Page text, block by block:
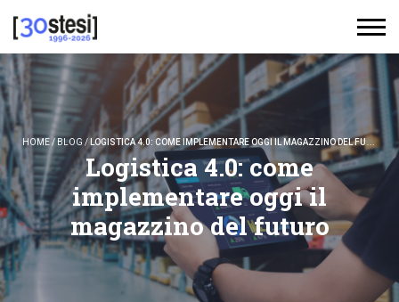
HOME/ BLOG / LOGISTICA 4.0: COME IMPLEMENTARE OGGI IL MAGAZZINO DEL FUTURO
Logistica 4.0: come
implementare oggi il
magazzino del futuro